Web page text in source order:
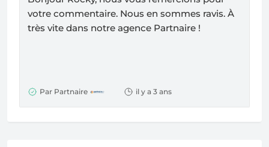
votre commentaire. Nous en sommes ravis. À
très vite dans notre agence Partnaire !
Par Partnaire il y a 3 ans